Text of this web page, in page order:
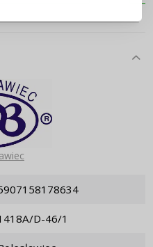
5907158178634
1418A/D-46/1